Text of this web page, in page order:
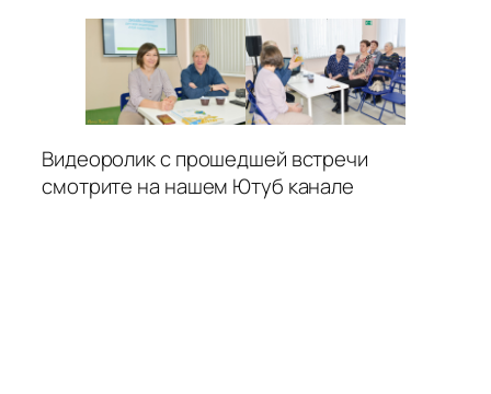
Видеоролик с прошедшей встречи
смотрите на нашем Ютуб канале